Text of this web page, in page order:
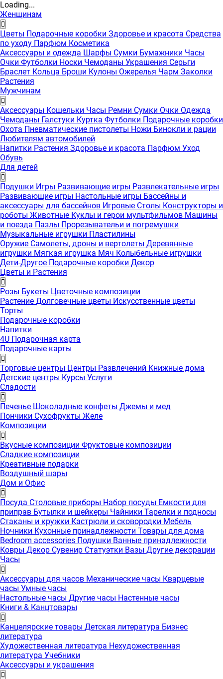
Loading...
Женщинам
Цветы Подарочные коробки Здоровье и красота Средства
по уходу Парфюм Косметика
Аксессуары и одежда Шарфы Сумки Бумажники Часы
Очки Футболки Носки Чемоданы Украшения Серьги
Браслет Кольца Броши Кулоны Ожерелья Чарм Заколки
Растения
Мужчинам
Аксессуары Кошельки Часы Ремни Сумки Очки Одежда
Чемоданы Галстуки Куртка Футболки Подарочные коробки
Охота Пневматические пистолеты Ножи Бинокли и рации
Любителям автомобилей
Напитки Растения Здоровье и красота Парфюм Уход
Обувь
Для детей
Подушки Игры Развивающие игры Развлекательные игры
Развивающие игры Настольные игры Бассейны и
аксессуары для бассейнов Игровые Столы Конструкторы и
роботы Животные Куклы и герои мультфильмов Машины
и поезда Пазлы Прорезывательи и погремушки
Музыкальные игрушки Пластилины
Оружие Самолеты, дроны и вертолеты Деревянные
игрушки Мягкая игрушка Мяч Колыбельные игрушки
Дети-Другое Подарочные коробки Декор
Цветы и Растения
Розы Букеты Цветочные композиции
Растение Долговечные цветы Искусственные цветы
Торты
Подарочные коробки
Напитки
4U Подарочная карта
Подарочные карты
Торговые центры Центры Развлечений Книжные дома
Детские центры Курсы Услуги
Сладости
Печенье Шоколадные конфеты Джемы и мед
Пончики Сухофрукты Желе
Композиции
Вкусные композиции Фруктовые композиции
Сладкие композиции
Креативные подарки
Воздушный шары
Дом и Офис
Посуда Столовые приборы Набор посуды Емкости для
приправ Бутылки и шейкеры Чайники Тарелки и подносы
Стаканы и кружки Кастрюли и сковородки Мебель
Ночники Кухонные принадлежности Товары для дома
Bedroom accessories Подушки Ванные принадлежности
Ковры Декор Сувенир Статуэтки Вазы Другие декорации
Часы
Аксессуары для часов Механические часы Кварцевые
часы Умные часы
Настольные часы Другие часы Настенные часы
Книги & Канцтовары
Канцелярские товары Детская литература Бизнес
литература
Художественная литература Нехудожественная
литература Учебники
Аксессуары и украшения